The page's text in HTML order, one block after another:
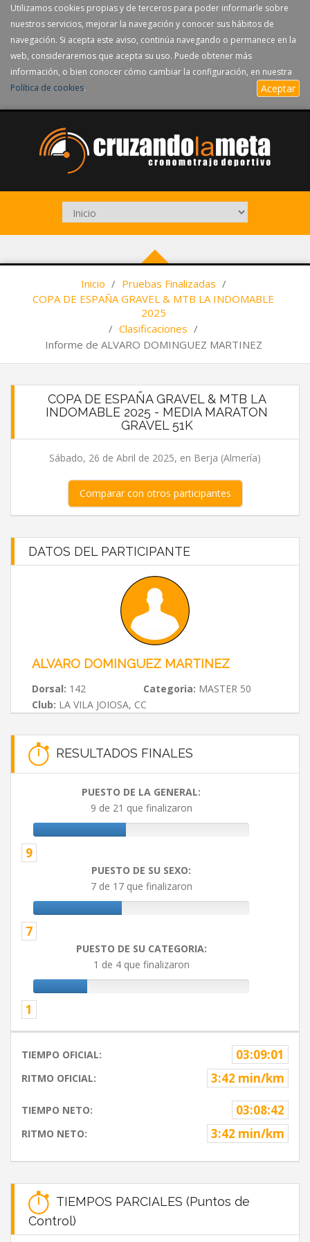
Utilizamos cookies propias y de terceros para poder informarle sobre
nuestros servicios, mejorar la navegación y conocer sus hábitos de
navegación. Si acepta este aviso, continúa navegando o permanece en la
web, consideraremos que acepta su uso. Puede obtener más
información, o bien conocer cómo cambiar la configuración, en nuestra
Política de cookies. Aceptar
Inicio / Pruebas Finalizadas /
COPA DE ESPAÑA GRAVEL & MTB LA INDOMABLE
2025
/ Clasificaciones /
Informe de ALVARO DOMINGUEZ MARTINEZ
COPA DE ESPAÑA GRAVEL & MTB LA
INDOMABLE 2025 - MEDIA MARATON
GRAVEL 51K
Sábado, 26 de Abril de 2025, en Berja (Almería)
Comparar con otros participantes
DATOS DEL PARTICIPANTE
ALVARO DOMINGUEZ MARTINEZ
Dorsal: 142 Categoria: MASTER 50
Club: LA VILA JOIOSA, CC
RESULTADOS FINALES
PUESTO DE LA GENERAL:
9 de 21 que finalizaron
9
PUESTO DE SU SEXO:
7 de 17 que finalizaron
7
PUESTO DE SU CATEGORIA:
1 de 4 que finalizaron
1
TIEMPO OFICIAL: 03:09:01
RITMO OFICIAL: 3:42 min/km
TIEMPO NETO: 03:08:42
RITMO NETO: 3:42 min/km
TIEMPOS PARCIALES (Puntos de
Control)